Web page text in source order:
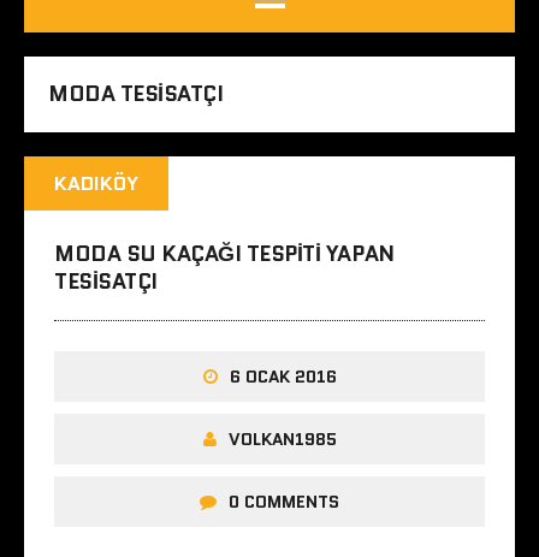
MODA TESISATÇI
KADIKÖY
MODA SU KAÇAĞI TESPITI YAPAN
TESISATÇI
6 OCAK 2016
VOLKAN1985
0 COMMENTS